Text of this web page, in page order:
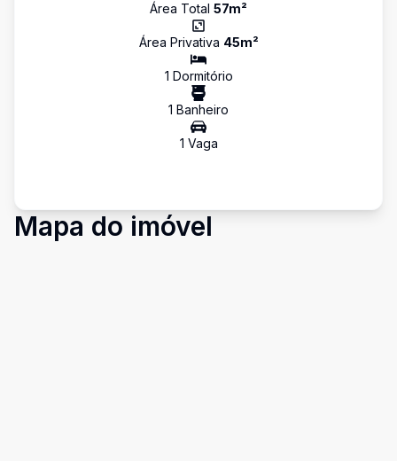
Área Total 57m²
Área Privativa 45m²
1 Dormitório
1 Banheiro
1 Vaga
Mapa do imóvel